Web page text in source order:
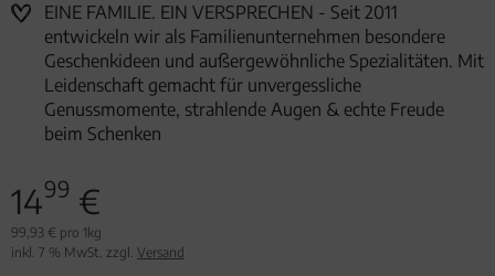
EINE FAMILIE. EIN VERSPRECHEN - Seit 2011
entwickeln wir als Familienunternehmen besondere
Geschenkideen und außergewöhnliche Spezialitäten. Mit
Leidenschaft gemacht für unvergessliche
Genussmomente, strahlende Augen & echte Freude
beim Schenken
1499 €
99,93 € pro 1kg
inkl. 7 % MwSt. zzgl. Versand